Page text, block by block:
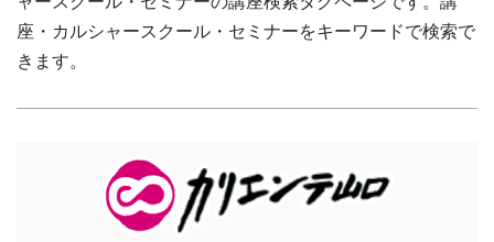
座・カルシャースクール・セミナーをキーワードで検索で
きます。